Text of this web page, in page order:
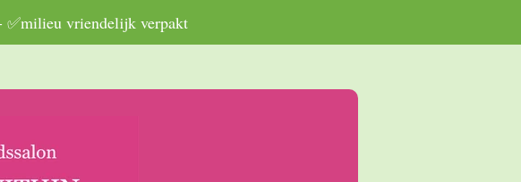
✅milieu vriendelijk verpakt